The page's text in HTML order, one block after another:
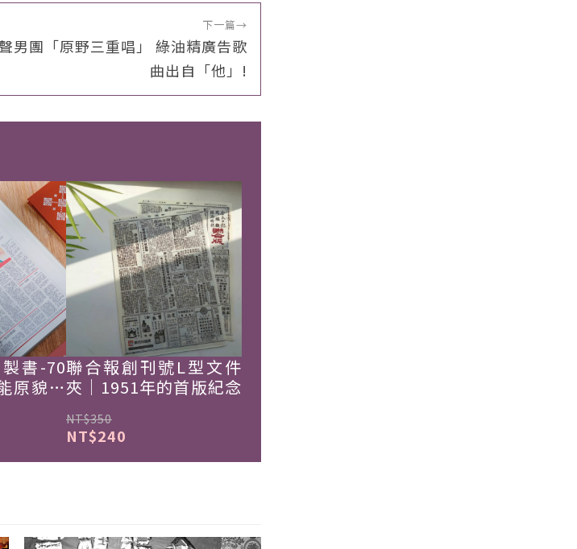
下一篇→
男團「原野三重唱」 綠油精廣告歌
曲出自「他」!
書-70
原貌重
聯合報創刊號L型文件
夾｜1951年的首版紀念
NT$350
NT$240